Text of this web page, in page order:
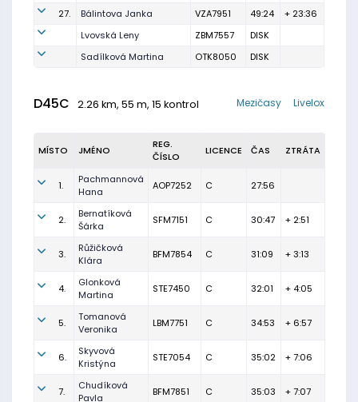
27. Bálintova Janka VZA7951 49:24
+ 23:36
Lvovská Leny
ZBM7557
DISK
Sadílková Martina
OTK8050 DISK
D45C 2.26 km, 55 m, 15 kontrol Livelox
Mezičasy
MÍSTO JMÉNO
REG.
ČÍSLO
LICENCE ČAS ZTRÁTA
1.
Pachmannová
Hana
AOP7252 C 27:56
2.
Bernatíková
Šárka
SFM7151 C 30:47 + 2:51
3.
Růžičková
Klára
BFM7854 C 31:09 + 3:13
4.
Glonková
Martina
STE7450 C 32:01 + 4:05
5.
Tomanová
Veronika
LBM7751 C 34:53 + 6:57
6.
Skyvová
Kristýna
STE7054 C 35:02 + 7:06
7.
Chudíková
Pavla
BFM7851 C 35:03 + 7:07